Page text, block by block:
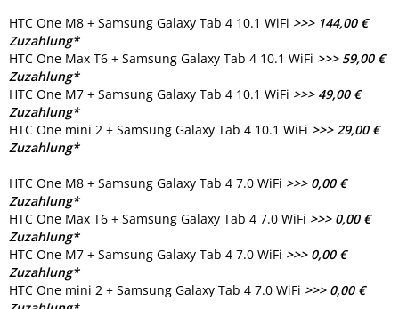
HTC One M8 + Samsung Galaxy Tab 4 10.1 WiFi >>> 144,00 €
Zuzahlung*
HTC One Max T6 + Samsung Galaxy Tab 4 10.1 WiFi >>> 59,00 €
Zuzahlung*
HTC One M7 + Samsung Galaxy Tab 4 10.1 WiFi >>> 49,00 €
Zuzahlung*
HTC One mini 2 + Samsung Galaxy Tab 4 10.1 WiFi >>> 29,00 €
Zuzahlung*
HTC One M8 + Samsung Galaxy Tab 4 7.0 WiFi >>> 0,00 €
Zuzahlung*
HTC One Max T6 + Samsung Galaxy Tab 4 7.0 WiFi >>> 0,00 €
Zuzahlung*
HTC One M7 + Samsung Galaxy Tab 4 7.0 WiFi >>> 0,00 €
Zuzahlung*
HTC One mini 2 + Samsung Galaxy Tab 4 7.0 WiFi >>> 0,00 €